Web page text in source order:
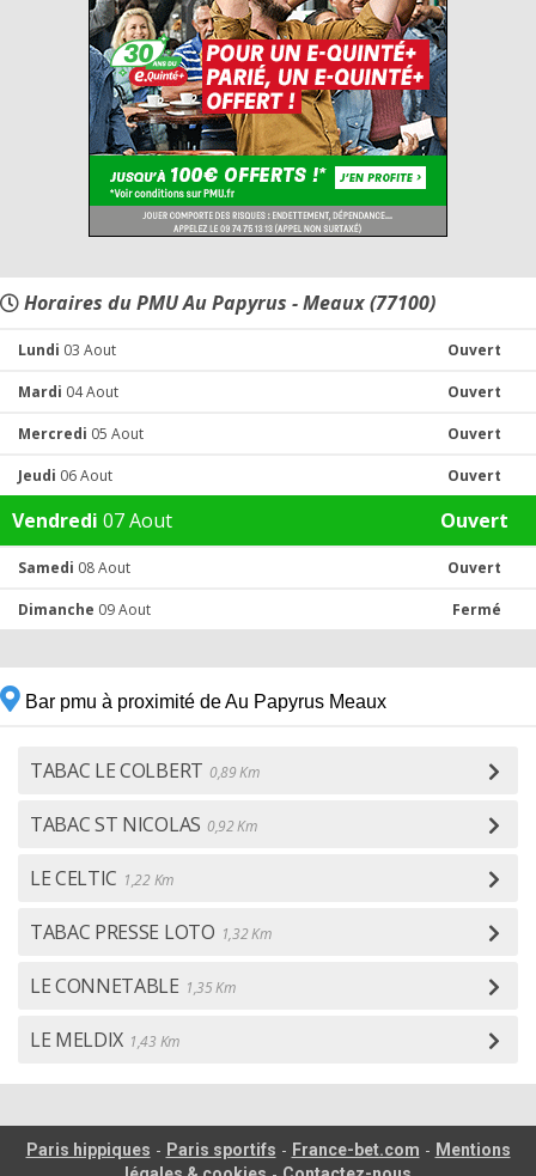
Horaires du PMU Au Papyrus - Meaux (77100)
Lundi 03 Aout Ouvert
Mardi 04 Aout Ouvert
Mercredi 05 Aout Ouvert
Jeudi 06 Aout Ouvert
Vendredi 07 Aout Ouvert
Samedi 08 Aout Ouvert
Dimanche 09 Aout Fermé
Bar pmu à proximité de Au Papyrus Meaux
TABAC LE COLBERT 0,89 Km
TABAC ST NICOLAS 0,92 Km
LE CELTIC 1,22 Km
TABAC PRESSE LOTO 1,32 Km
LE CONNETABLE 1,35 Km
LE MELDIX 1,43 Km
Paris hippiques - Paris sportifs - France-bet.com - Mentions